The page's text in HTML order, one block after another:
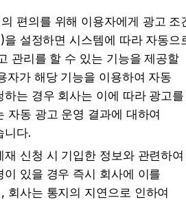
편의를 위해 이용자에게 광고 조
을 설정하면 시스템에 따라 자동으
관리를 할 수 있는 기능을 제공할
자가 해당 기능을 이용하여 자동
하는 경우 회사는 이에 따라 광고를
자동 광고 운영 결과에 대하여
니다.
재 신청 시 기입한 정보와 관련하여
이 있을 경우 즉시 회사에 이를
회사는 통지의 지연으로 인하여